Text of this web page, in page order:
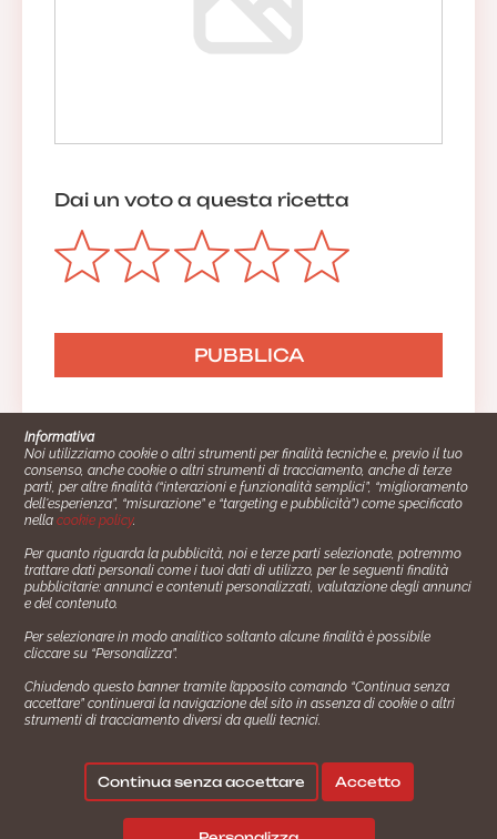
Dai un voto a questa ricetta
Cucinare.it è un marchio commerciale di Impiego24.it s.r.l.
copyright 2014 - 2024 P.IVA: 03406490130
Azienda certiﬁcata ISO 27001 numero: SNR 73140386/89/I
- Azienda certiﬁcata ISO 9001 numero: SNR
Gestione consensi e categorie merceologiche marketing
Seguici su:
Termini e Condizioni
Informativa
Noi utilizziamo cookie o altri strumenti per finalità tecniche e, previo il tuo
consenso, anche cookie o altri strumenti di tracciamento, anche di terze
parti, per altre finalità (“interazioni e funzionalità semplici”, “miglioramento
dell'esperienza”, “misurazione” e “targeting e pubblicità”) come specificato
nellacookie policy.
Per quanto riguarda la pubblicità, noi e terze parti selezionate, potremmo
trattare dati personali come i tuoi dati di utilizzo, per le seguenti finalità
pubblicitarie: annunci e contenuti personalizzati, valutazione degli annunci
e del contenuto.
Per selezionare in modo analitico soltanto alcune finalità è possibile
cliccare su “Personalizza”.
Chiudendo questo banner tramite l’apposito comando “Continua senza
accettare” continuerai la navigazione del sito in assenza di cookie o altri
strumenti di tracciamento diversi da quelli tecnici.
Continua senza accettare Accetto